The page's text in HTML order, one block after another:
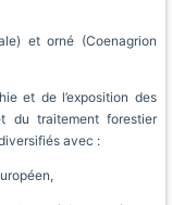
et orné (Coenagrion
et de l’exposition des
du traitement forestier
avec :